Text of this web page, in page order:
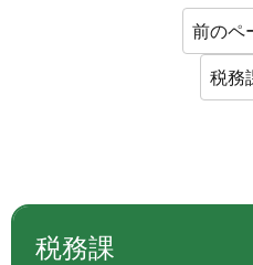
前のペ
税務
税務課